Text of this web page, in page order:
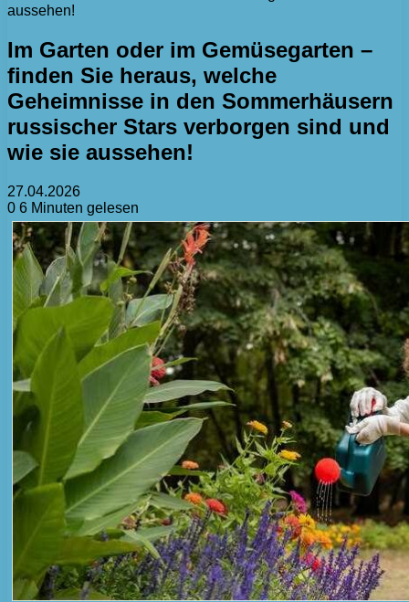
aussehen!
Im Garten oder im Gemüsegarten –
finden Sie heraus, welche
Geheimnisse in den Sommerhäusern
russischer Stars verborgen sind und
wie sie aussehen!
27.04.2026
0 6 Minuten gelesen